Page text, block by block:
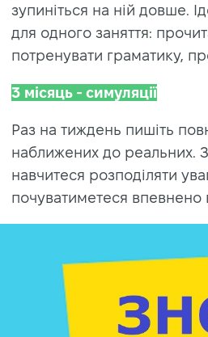
зупиніться на ній довше.
для одного заняття:
потренувати граматику,
3 місяць - симуляції
Раз на тиждень пишіть
наближених до реальних.
навчитеся розподіляти
почуватиметеся впевнено